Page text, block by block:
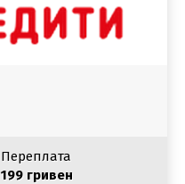
Переплата
199 гривен